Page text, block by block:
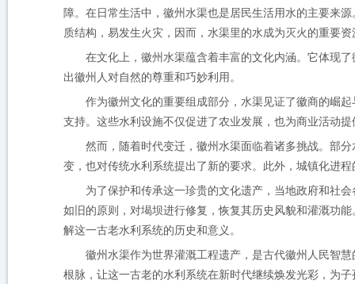
障。在日常生活中，徽州水渠也是居民生活用水的主要来源
质结构，易发生火灾， 因而， 水渠里的水成为灭火的重要资
在文化上， 徽州水渠蕴含着丰富的文化内涵。它体现了
出徽州人对自然的尊重和巧妙利用。
作为徽州文化的重要组成部分，水渠见证了徽商的崛
支持。这些水利设施不仅促进了农业发展，也为商业活动
然而，随着时代变迁，徽州水渠面临着诸多挑战。部
变，也对传统水利系统提出了新的要求。此外，城镇化进
为了保护和传承这一珍贵的文化遗产，当地政府和社
如旧的原则，对堨坝进行修复，恢复其历史风貌和灌溉功
解这一古老水利系统的历史和意义。
徽州水渠作为世界灌溉工程遗产，是古代徽州人民智
根脉，让这一古老的水利系统在新时代继续焕发光彩，为